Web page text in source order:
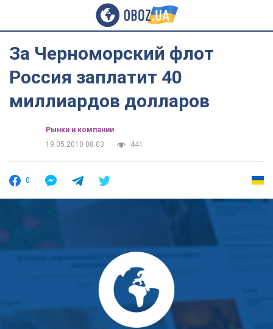
За Черноморский флот
Россия заплатит 40
миллиардов долларов
Рынки и компании
19.05.2010 08:03
441
0